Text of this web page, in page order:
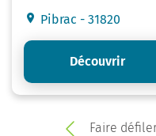
Pibrac - 31820
Découvrir
Faire